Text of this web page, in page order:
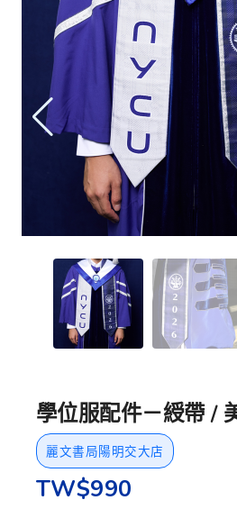
學位服配件－綬帶 /
麗文書局陽明交大店
TW$990